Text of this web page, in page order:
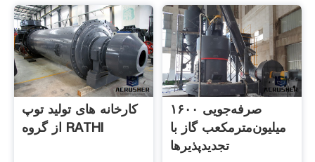
کارخانه های تولید توپ
از گروه RATHI
صرفه‌جویی ۱۶۰۰
میلیون‌مترمکعب گاز با
تجدیدپذیرها